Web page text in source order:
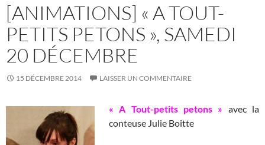
[ANIMATIONS] « A TOUT-
PETITS PETONS », SAMEDI
20 DÉCEMBRE
15 DÉCEMBRE 2014 LAISSER UN COMMENTAIRE
« A Tout-petits petons » avec la
conteuse Julie Boitte